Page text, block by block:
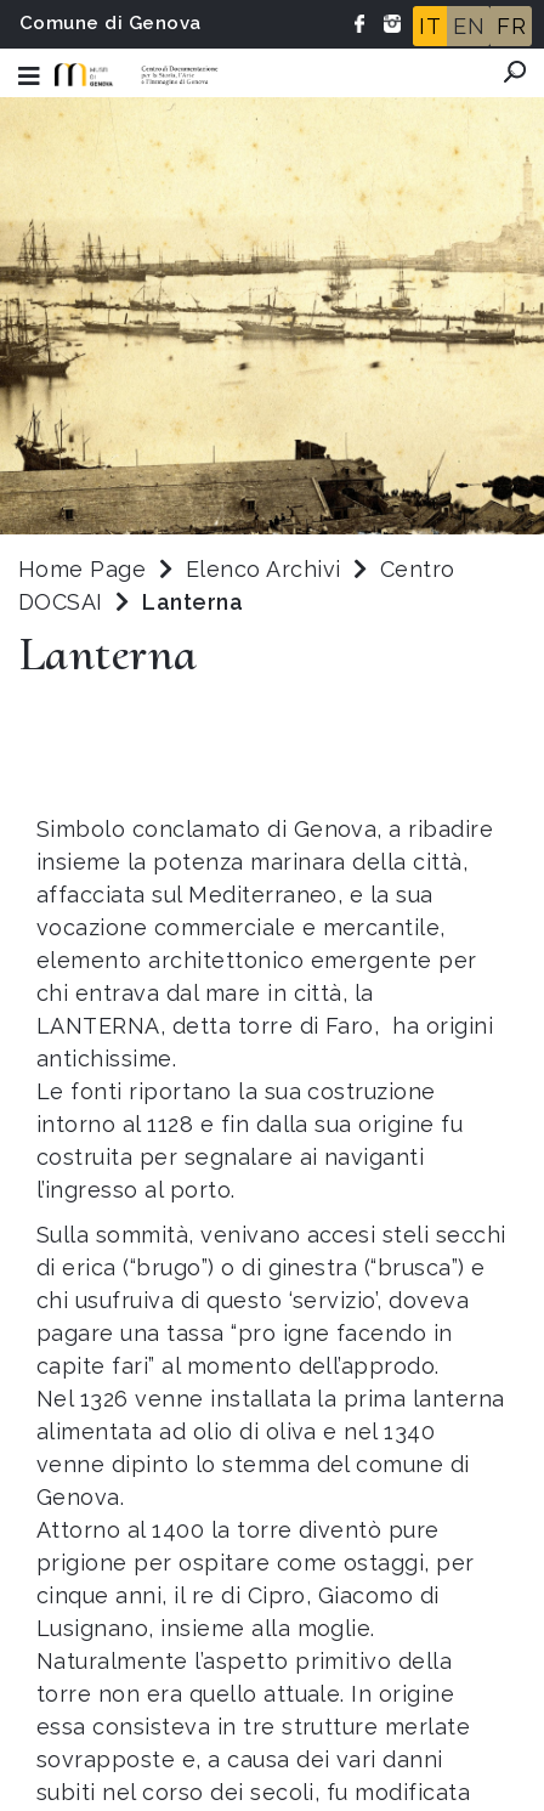
Comune di Genova IT EN FR
Home Page Elenco Archivi
Centro
DOCSAI
Lanterna
Lanterna
Simbolo conclamato di Genova, a ribadire
insieme la potenza marinara della città,
affacciata sul Mediterraneo, e la sua
vocazione commerciale e mercantile,
elemento architettonico emergente per
chi entrava dal mare in città, la
LANTERNA, detta torre di Faro, ha origini
antichissime.
Le fonti riportano la sua costruzione
intorno al 1128 e fin dalla sua origine fu
costruita per segnalare ai naviganti
l’ingresso al porto.
Sulla sommità, venivano accesi steli secchi
di erica (“brugo”) o di ginestra (“brusca”) e
chi usufruiva di questo ‘servizio’, doveva
pagare una tassa “pro igne facendo in
capite fari” al momento dell’approdo.
Nel 1326 venne installata la prima lanterna
alimentata ad olio di oliva e nel 1340
venne dipinto lo stemma del comune di
Genova.
Attorno al 1400 la torre diventò pure
prigione per ospitare come ostaggi, per
cinque anni, il re di Cipro, Giacomo di
Lusignano, insieme alla moglie.
Naturalmente l’aspetto primitivo della
torre non era quello attuale. In origine
essa consisteva in tre strutture merlate
sovrapposte e, a causa dei vari danni
subiti nel corso dei secoli, fu modificata